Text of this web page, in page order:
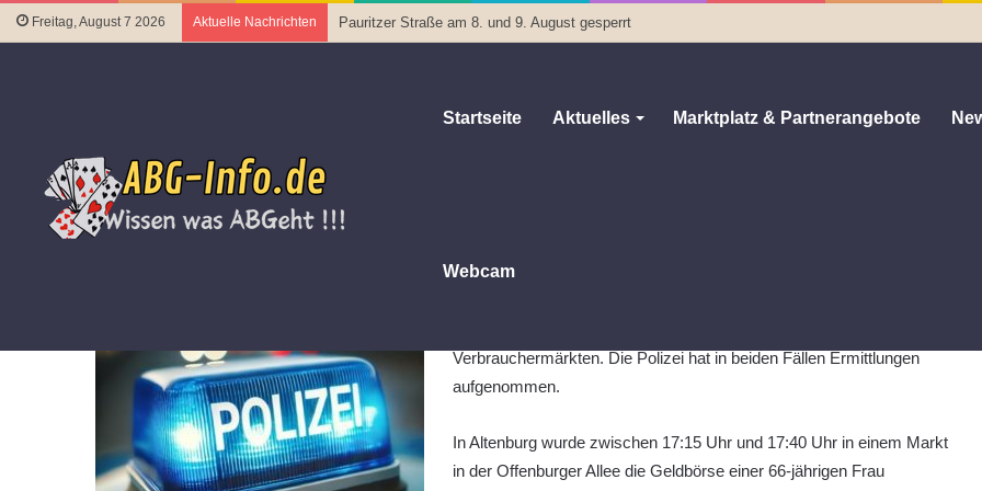
Freitag, August 7 2026 Aktuelle Nachrichten Pauritzer Straße am 8. und 9. August gesperrt
Startseite Aktuelles Marktplatz & Partnerangebote
Webcam
Polizeiberichte Geldbörsendiebstähle in Altenburg und Meuselwitz: Polizei ermittelt
Geldbörsendiebstähle in Altenburg und Meuselwitz: Polizei ermittelt
Verbrauchermärkten. Die Polizei hat in beiden Fällen Ermittlungen
aufgenommen.
In Altenburg wurde zwischen 17:15 Uhr und 17:40 Uhr in einem Markt
in der Offenburger Allee die Geldbörse einer 66-jährigen Frau